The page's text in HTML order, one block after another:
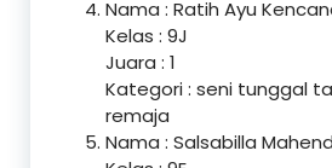
Nama : Ratih Ayu
Kelas : 9J
Juara : 1
Kategori : seni tunggal
remaja
Nama : Salsabilla